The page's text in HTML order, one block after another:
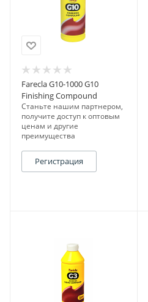
Farecla G10-1000 G10
Finishing Compound
Станьте нашим партнером,
получите доступ к оптовым
ценам и другие
преимущества
Регистрация